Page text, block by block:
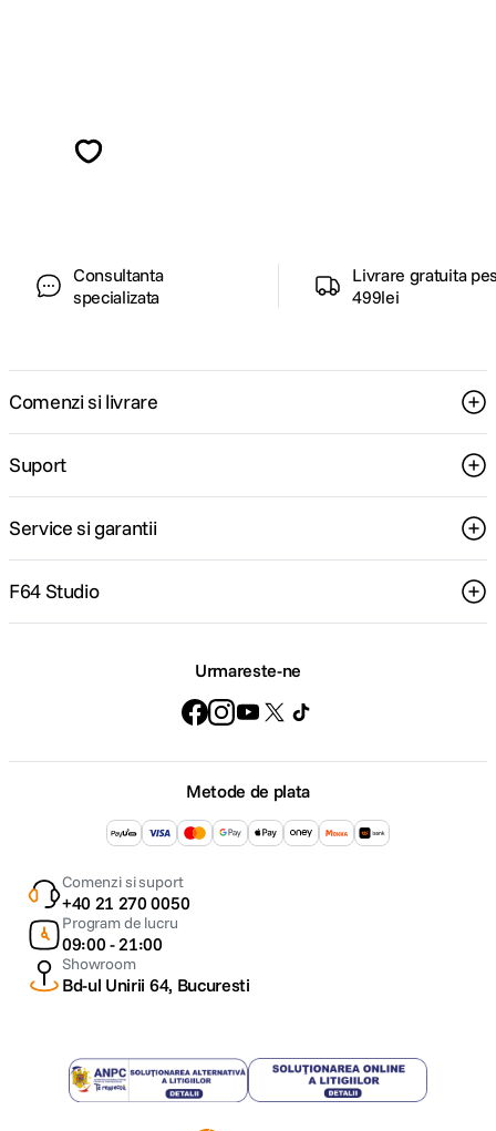
Consultanta
specializata
Livrare gratuita
499lei
Comenzi si livrare
Suport
Service si garantii
F64 Studio
Urmareste-ne
Metode de plata
Comenzi si suport
+40 21 270 0050
Program de lucru
09:00 - 21:00
Showroom
Bd-ul Unirii 64, Bucuresti